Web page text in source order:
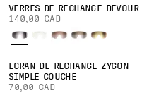
VERRES DE RECHANGE DEVOUR
140,00 CAD
ÉCRAN DE RECHANGE ZYGON
SIMPLE COUCHE
70,00 CAD